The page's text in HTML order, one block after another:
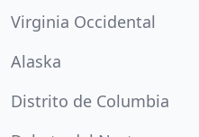
Virginia Occidental
Alaska
Distrito de Columbia